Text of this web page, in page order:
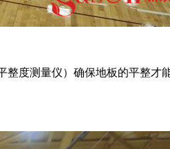
度测量仪）确保地板的平整才